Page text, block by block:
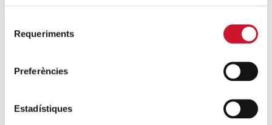
Requeriments
Preferències
Estadístiques
SIGUE LEYENDO
Cáritas Barcelona acompaña a más de
extraordinario de regularización